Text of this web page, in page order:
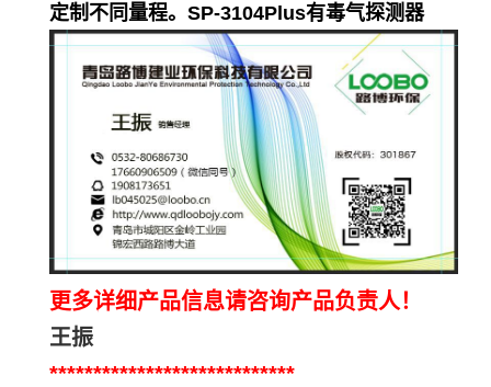
定制不同量程。SP-3104Plus有毒气探测器
更多详细产品信息请咨询产品负责人！
王振
****************************